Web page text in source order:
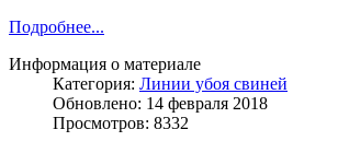
Подробнее...
Информация о материале
Категория: Линии убоя свиней
Обновлено: 14 февраля 2018
Просмотров: 8332